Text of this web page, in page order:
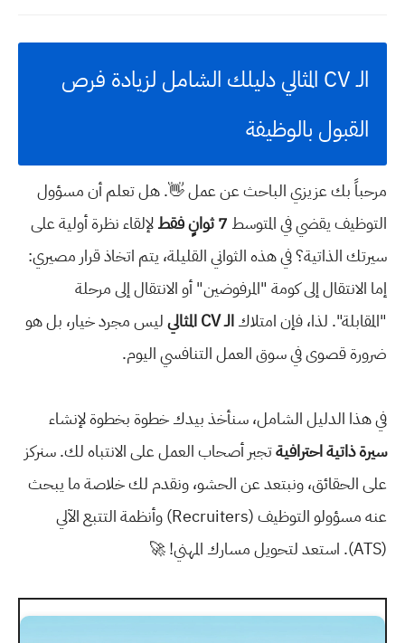
الـ CV المثالي دليلك الشامل لزيادة فرص
القبول بالوظيفة
مرحباً بك عزيزي الباحث عن عمل 👋. هل تعلم أن مسؤول
التوظيف يقضي في المتوسط 7 ثوانٍ فقط
لإلقاء نظرة أولية على
سيرتك الذاتية؟ في هذه الثواني القليلة، يتم اتخاذ قرار مصيري:
إما الانتقال إلى كومة "المرفوضين" أو الانتقال إلى مرحلة
"المقابلة". لذا، فإن امتلاكالـ CV المثالي
ليس مجرد خيار، بل هو
ضرورة قصوى في سوق العمل التنافسي اليوم.
في هذا الدليل الشامل، سنأخذ بيدك خطوة بخطوة لإنشاء
سيرة ذاتية احترافيةتجبر أصحاب العمل على الانتباه لك. سنركز
على الحقائق، ونبتعد عن الحشو، ونقدم لك خلاصة ما يبحث
عنه مسؤولو التوظيف (Recruiters) وأنظمة التتبع الآلي
(ATS). استعد لتحويل مسارك المهني! 🚀